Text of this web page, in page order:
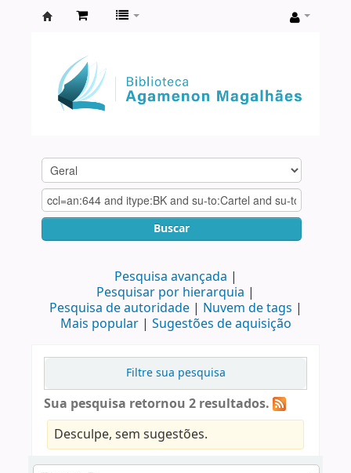
Agamenon
Magalhães
Buscar
Pesquisa avançada
Pesquisar por hierarquia
Pesquisa de autoridade
Nuvem de tags
Mais popular
Sugestões de aquisição
Filtre sua pesquisa
Sua pesquisa retornou 2 resultados.
Desculpe, sem sugestões.